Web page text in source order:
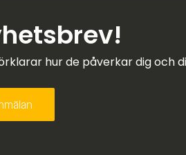
hur de påverkar dig och